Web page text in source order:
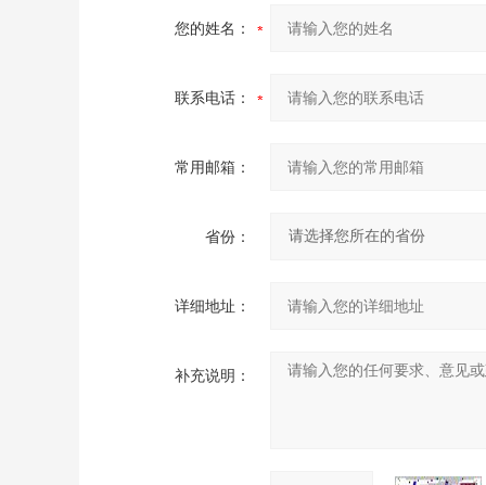
您的姓名：
联系电话：
常用邮箱：
省份：
详细地址：
补充说明：